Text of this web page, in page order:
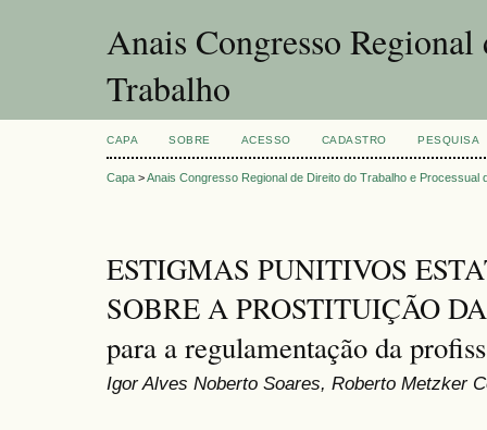
Anais Congresso
Trabalho
CAPA SOBRE ACESSO CADASTRO PESQUISA
Capa >Anais Congresso Regional de Direito do Trabalho e Processual
ESTIGMAS PUNITIVOS
SOBRE A PROSTITUIÇÃO
para a regulamentação da
Igor Alves Noberto Soares, Roberto Metzker